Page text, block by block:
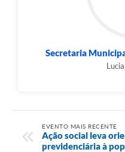
Secretaria
EVENTO MAIS RECENTE
Ação social leva
previdenciária à